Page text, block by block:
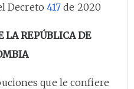
Decreto 417 de 2020
LA REPÚBLICA DE
que le confiere